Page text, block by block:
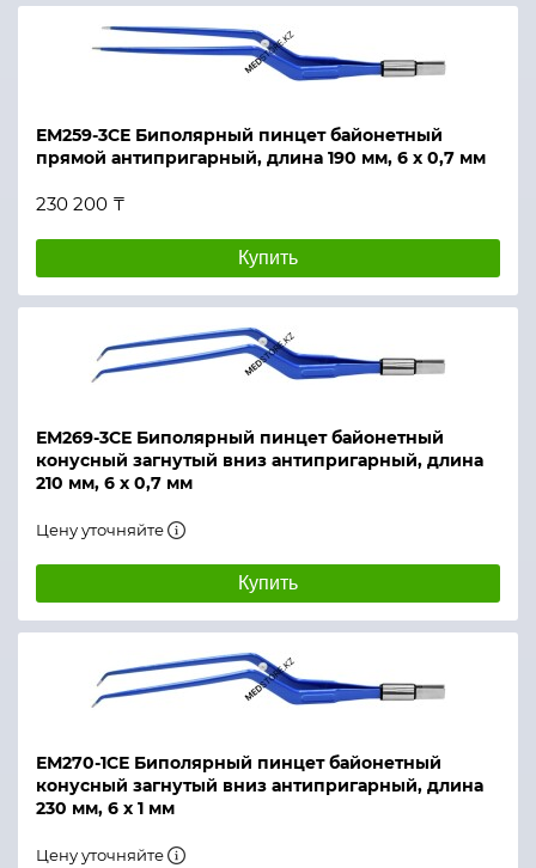
ЕМ259-3СЕ Биполярный пинцет байонетный
прямой антипригарный, длина 190 мм, 6 х 0,7 мм
230 200 ₸
Купить
ЕМ269-3СЕ Биполярный пинцет байонетный
конусный загнутый вниз антипригарный, длина
210 мм, 6 х 0,7 мм
Цену уточняйте
Купить
ЕМ270-1СЕ Биполярный пинцет байонетный
конусный загнутый вниз антипригарный, длина
230 мм, 6 х 1 мм
Цену уточняйте